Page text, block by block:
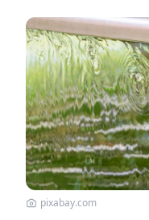
pixabay.com